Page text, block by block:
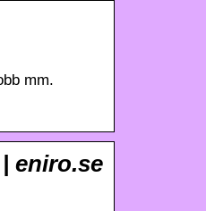
mm.
eniro.se